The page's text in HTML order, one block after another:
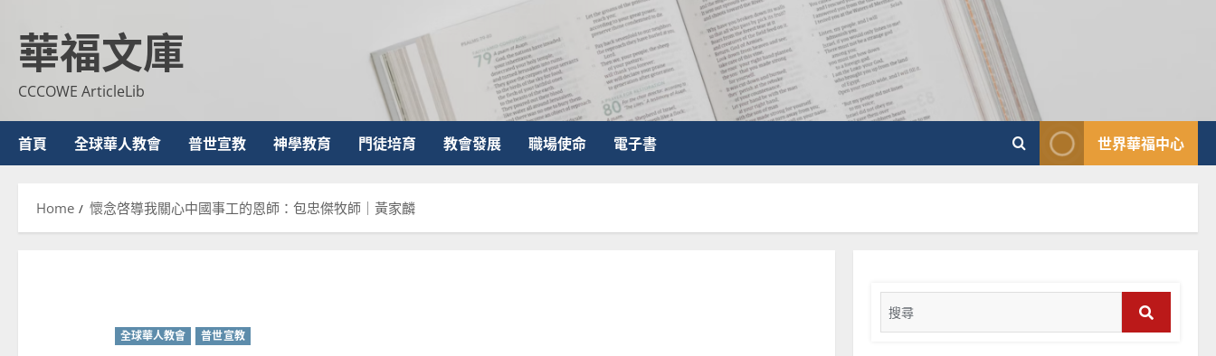
content
華福文庫
CCCOWE ArticleLib
首頁 全球華人教會 普世宣教 神學教育 門徒培育 教會發展 職場使命 電子書 世界華福中心
Home 懷念啓導我關心中國事工的恩師：包忠傑牧師｜黃家麟
全球華人教會 普世宣教
Search
for:
普世宣教
馬來西亞華人的農曆新年｜
余自力
2025-02-18
德國華人宣教經歷｜吳振
會？